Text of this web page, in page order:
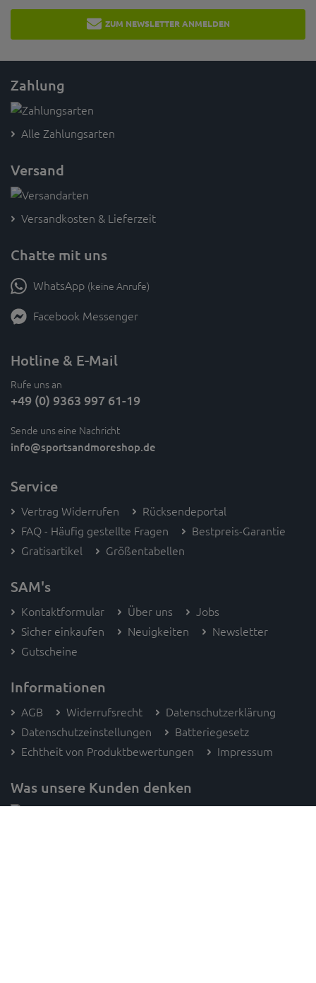
ZUM NEWSLETTER ANMELDEN
Zahlung
Alle Zahlungsarten
Versand
Versandkosten & Lieferzeit
Chatte mit uns
WhatsApp (keine Anrufe)
Facebook Messenger
Hotline & E-Mail
Rufe uns an
+49 (0) 9363 997 61-19
Sende uns eine Nachricht
info@sportsandmoreshop.de
Service
Vertrag Widerrufen
Rücksendeportal
FAQ - Häufig gestellte Fragen
Bestpreis-Garantie
Gratisartikel
Größentabellen
SAM's
Kontaktformular Über uns
Jobs
Sicher einkaufen
Neuigkeiten
Newsletter
Gutscheine
Informationen
AGB Widerrufsrecht
Datenschutzerklärung
Datenschutzeinstellungen
Batteriegesetz
Echtheit von Produktbewertungen
Impressum
Was unsere Kunden denken